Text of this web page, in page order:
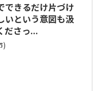
できるだけ片づけ
いという意図も汲
ださっ...
)